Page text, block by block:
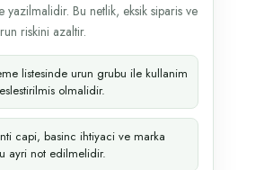
yazilmalidir. Bu netlik, eksik siparis ve
riskini azaltir.
listesinde urun grubu ile kullanim
olmalidir.
capi, basinc ihtiyaci ve marka
ayri not edilmelidir.